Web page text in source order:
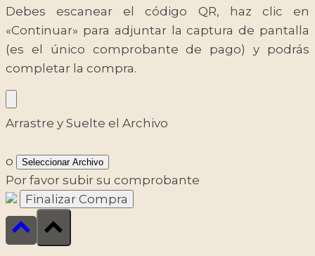
Debes escanear el código QR, haz clic en
«Continuar» para adjuntar la captura de pantalla
(es el único comprobante de pago) y podrás
completar la compra.
Arrastre y Suelte el Archivo
o Seleccionar Archivo
Por favor subir su comprobante